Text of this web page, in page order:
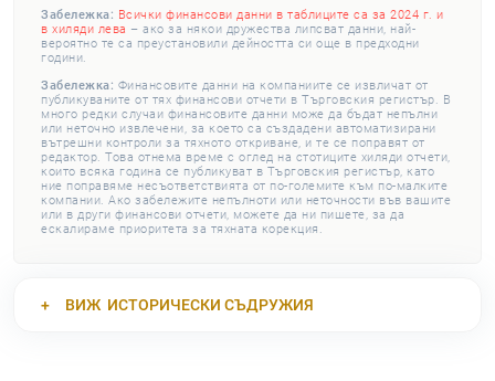
Забележка: Всички финансови данни в таблиците са за 2024 г. и
в хиляди лева – ако за някои дружества липсват данни, най-
вероятно те са преустановили дейността си още в предходни
години.
Забележка: Финансовите данни на компаниите се извличат от
публикуваните от тях финансови отчети в Търговския регистър. В
много редки случаи финансовите данни може да бъдат непълни
или неточно извлечени, за което са създадени автоматизирани
вътрешни контроли за тяхното откриване, и те се поправят от
редактор. Това отнема време с оглед на стотиците хиляди отчети,
които всяка година се публикуват в Търговския регистър, като
ние поправяме несъответствията от по-големите към по-малките
компании. Ако забележите непълноти или неточности във вашите
или в други финансови отчети, можете да ни пишете, за да
ескалираме приоритета за тяхната корекция.
ВИЖ ИСТОРИЧЕСКИ СЪДРУЖИЯ